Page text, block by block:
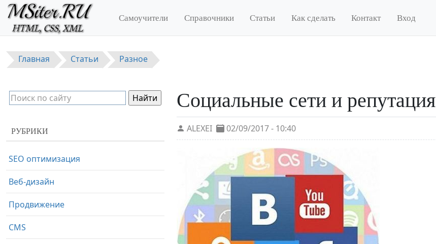
Перейти к основному содержанию
Самоучители Справочники Статьи Как сделать Контакт Вход
Главная Статьи Разное
Социальные сети и репутация
ALEXEI 02/09/2017 - 10:40
РУБРИКИ
SEO оптимизация
Веб-дизайн
Продвижение
CMS